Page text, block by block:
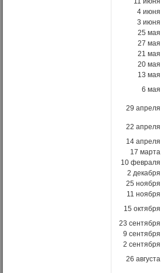
4
3
25
27
21
20
13
6
29
22
14
17
10
2
25
11
15
23
9
2
26